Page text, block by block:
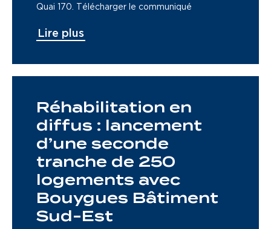
Quai 170. Télécharger le communiqué
Lire plus
Réhabilitation en
diffus : lancement
d’une seconde
tranche de 250
logements avec
Bouygues Bâtiment
Sud-Est